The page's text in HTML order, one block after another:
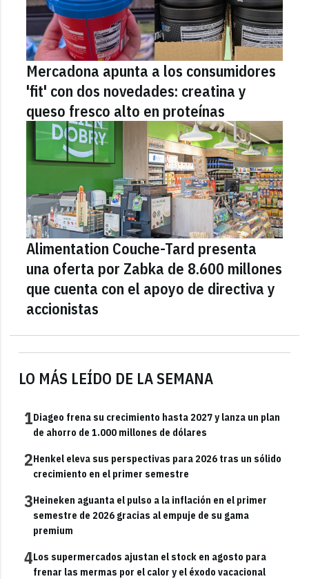
LO MÁS LEÍDO DE LA SEMANA
1Diageo frena su crecimiento hasta 2027 y lanza un plan
de ahorro de 1.000 millones de dólares
2Henkel eleva sus perspectivas para 2026 tras un sólido
crecimiento en el primer semestre
3Heineken aguanta el pulso a la inflación en el primer
semestre de 2026 gracias al empuje de su gama
premium
4Los supermercados ajustan el stock en agosto para
frenar las mermas por el calor y el éxodo vacacional
Mercadona apunta a los consumidores
'fit' con dos novedades: creatina y
queso fresco alto en proteínas
Alimentation Couche-Tard presenta
una oferta por Zabka de 8.600 millones
que cuenta con el apoyo de directiva y
accionistas